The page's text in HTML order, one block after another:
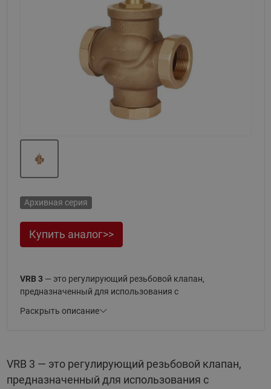
Архивная серия
Купить аналог>>
VRB 3— это регулирующий резьбовой клапан,
предназначенный для использования с
холодоснабжения.
то, что он трехходовой. Характеристика регулирования —
логарифмическая и линейная.
Раскрыть описание
VRB 3 — это регулирующий резьбовой клапан,
предназначенный для использования с